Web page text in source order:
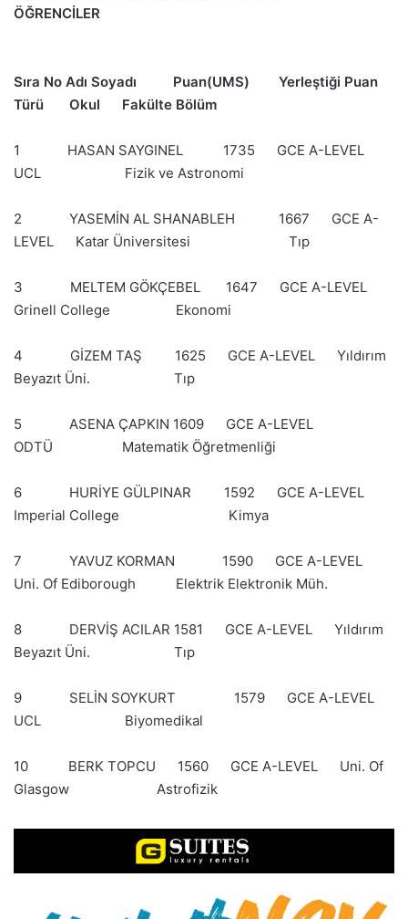
ÖĞRENCİLER
Sıra No Adı Soyadı Puan(UMS) Yerleştiği Puan
Türü Okul Fakülte Bölüm
1 HASAN SAYGINEL 1735 GCE A-LEVEL
UCL Fizik ve Astronomi
2 YASEMİN AL SHANABLEH 1667 GCE A-
LEVEL Katar Üniversitesi Tıp
3 MELTEM GÖKÇEBEL 1647 GCE A-LEVEL
Grinell College Ekonomi
4 GİZEM TAŞ 1625 GCE A-LEVEL Yıldırım
Beyazıt Üni. Tıp
5 ASENA ÇAPKIN 1609 GCE A-LEVEL
ODTÜ Matematik Öğretmenliği
6 HURİYE GÜLPINAR 1592 GCE A-LEVEL
Imperial College Kimya
7 YAVUZ KORMAN 1590 GCE A-LEVEL
Uni. Of Ediborough Elektrik Elektronik Müh.
8 DERVİŞ ACILAR 1581 GCE A-LEVEL Yıldırım
Beyazıt Üni. Tıp
9 SELİN SOYKURT 1579 GCE A-LEVEL
UCL Biyomedikal
10 BERK TOPCU 1560 GCE A-LEVEL Uni. Of
Glasgow Astrofizik